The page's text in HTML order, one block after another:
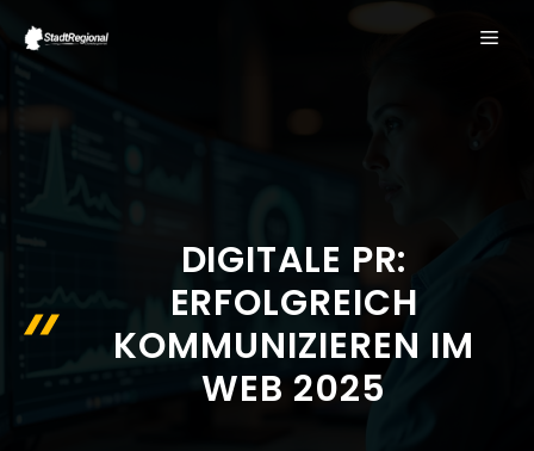
Inhalt
DIGITALE PR:
ERFOLGREICH
KOMMUNIZIEREN IM
WEB 2025